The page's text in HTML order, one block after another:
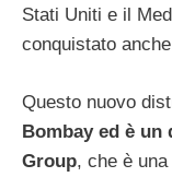
Stati Uniti e il
conquistato anche
Questo nuovo
Bombay ed è
Group, che è